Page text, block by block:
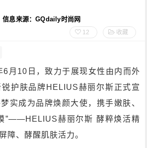
信息来源：GQdaily时尚网
12 收藏
10日，致力于展现女性由内而外
护肤品牌HELIUS赫丽尔斯正式宣
实成为品牌焕颜大使，携手嫩肤、
”——HELIUS赫丽尔斯 酵粹焕活精
障、酵醒肌肤活力。